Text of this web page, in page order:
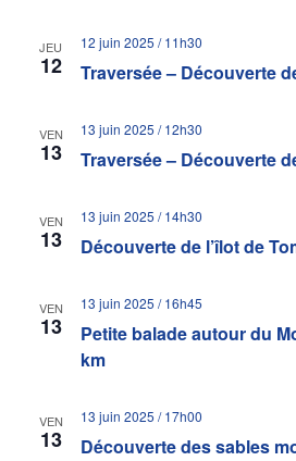
JEU
12 Traversée – Découverte
12 juin 2025 / 11h30
VEN
13 Traversée – Découverte
13 juin 2025 / 12h30
VEN
13 Découverte de l’îlot de
13 juin 2025 / 14h30
VEN
13
Petite balade autour du
km
13 juin 2025 / 16h45
VEN
13 Découverte des sables
13 juin 2025 / 17h00